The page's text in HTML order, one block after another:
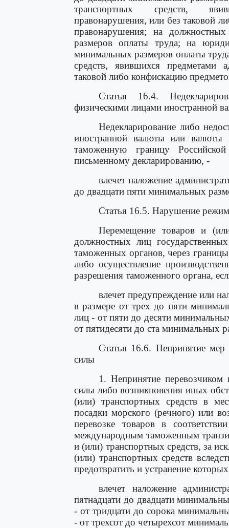
транспортных средств,
правонарушения, или без таковой
правонарушения; на
размеров оплаты труда; на
минимальных размеров оплаты
средств, явившихся предметами
таковой либо конфискацию
Статья 16.4.
физическими лицами иностранной
Недекларирование либо
иностранной валюты или валюты
таможенную границу
письменному декларированию, -
влечет наложение
до двадцати пяти минимальных
Статья 16.5. Нарушение
Перемещение товаров и
должностных лиц
таможенных органов, через
либо осуществление
разрешения таможенного органа,
влечет предупреждение или
в размере от трех до пяти
лиц - от пяти до десяти
от пятидесяти до ста минимальных
Статья 16.6. Непринятие мер
силы
1. Непринятие перевозчиком
силы либо возникновения иных
(или) транспортных средств в
посадки морского (речного) или
перевозке товаров в
международным таможенным
и (или) транспортных средств, за
(или) транспортных средств
предотвратить и устранение
влечет наложение
пятнадцати до двадцати
- от тридцати до сорока
- от трехсот до четырехсот